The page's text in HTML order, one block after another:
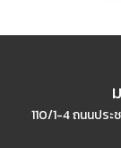
110/1-4 ถนนปร